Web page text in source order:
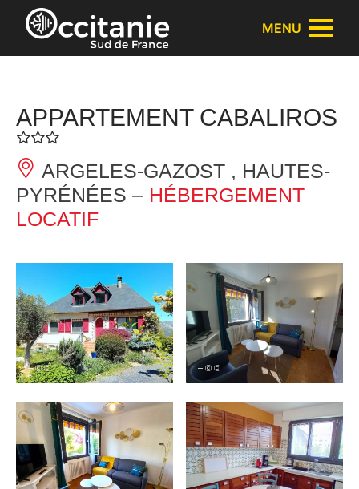
Panneau de gestion des cookies
MENU
APPARTEMENT CABALIROS
ARGELES-GAZOST , HAUTES-
PYRÉNÉES – HÉBERGEMENT
LOCATIF
– © © – © ©